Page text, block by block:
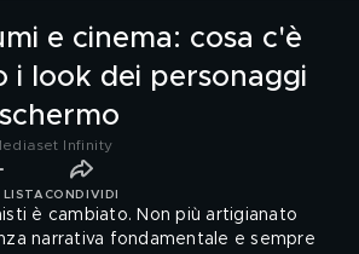
e cinema: cosa c'è
i look dei personaggi
Infinity
LISTA CONDIVIDI
è cambiato. Non più artigianato
narrativa fondamentale e sempre